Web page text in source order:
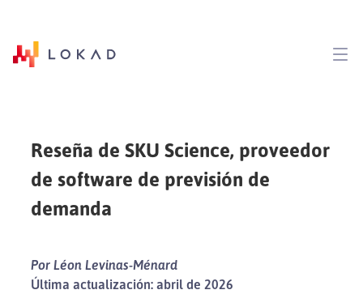
Reseña de SKU Science, proveedor
de software de previsión de
demanda
Por Léon Levinas-Ménard
Última actualización: abril de 2026